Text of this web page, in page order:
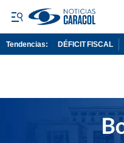
Tendencias: DÉFICIT FISCAL